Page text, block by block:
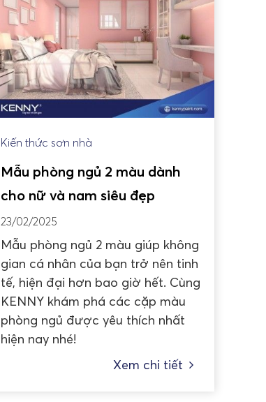
Kiến thức sơn nhà
Mẫu phòng ngủ 2 màu dành
cho nữ và nam siêu đẹp
23/02/2025
Mẫu phòng ngủ 2 màu giúp không
gian cá nhân của bạn trở nên tinh
tế, hiện đại hơn bao giờ hết. Cùng
KENNY khám phá các cặp màu
phòng ngủ được yêu thích nhất
hiện nay nhé!
Xem chi tiết